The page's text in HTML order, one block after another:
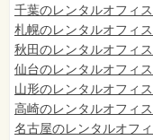
千葉のレンタルオフィ
札幌のレンタルオフィ
秋田のレンタルオフィ
仙台のレンタルオフィ
山形のレンタルオフィ
高崎のレンタルオフィ
名古屋のレンタルオフ